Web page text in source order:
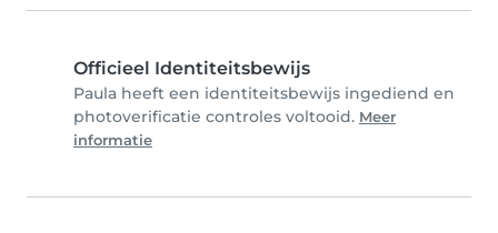
Officieel Identiteitsbewijs
Paula heeft een identiteitsbewijs ingediend en
photoverificatie controles voltooid. Meer
informatie